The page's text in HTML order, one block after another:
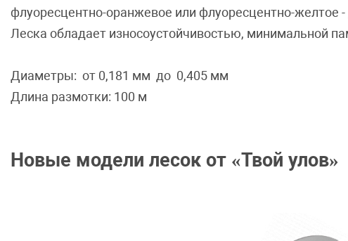
флуоресцентно-оранжевое или флуоресцентно-желтое
Леска обладает износоустойчивостью, минимальной
Диаметры: от 0,181 мм до 0,405 мм
Длина размотки: 100 м
Новые модели лесок от «Твой улов»